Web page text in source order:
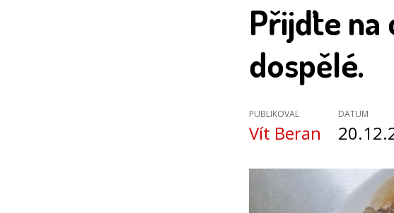
Přijďte na
dospělé.
PUBLIKOVAL
Vít Beran
DATUM